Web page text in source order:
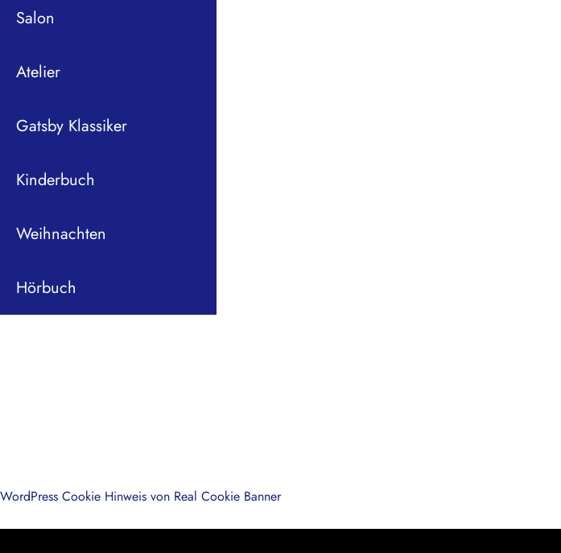
Salon
Atelier
Gatsby Klassiker
Kinderbuch
Weihnachten
Hörbuch
WordPress Cookie Hinweis von Real Cookie Banner